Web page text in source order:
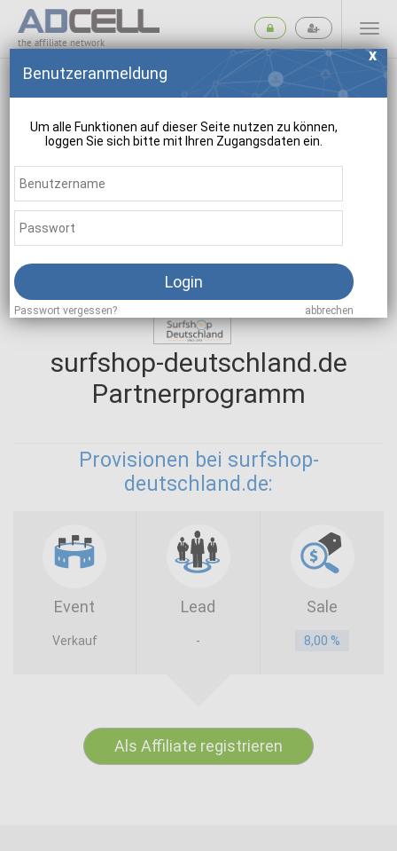
the affiliate network
surfshop-deutschland.de
Partnerprogramm
Provisionen bei surfshop-
deutschland.de:
Event Lead Sale
Verkauf - 8,00 %
Als Affiliate registrieren
Benutzeranmeldung
Um alle Funktionen auf dieser Seite nutzen zu können,
loggen Sie sich bitte mit Ihren Zugangsdaten ein.
Login
Passwort vergessen? abbrechen